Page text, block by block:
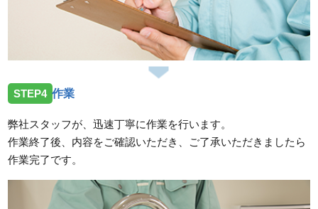
STEP4 作業
弊社スタッフが、迅速丁寧に作業を行います。
作業終了後、内容をご確認いただき、ご了承いただきましたら
作業完了です。